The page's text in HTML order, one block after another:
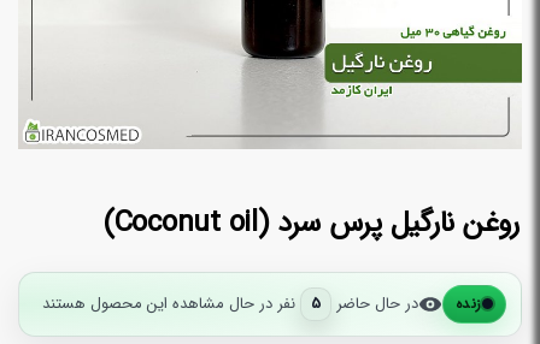
روغن نارگیل پرس سرد (Coconut oil)
زنده در حال حاضر 5 نفر در حال مشاهده این محصول هستند